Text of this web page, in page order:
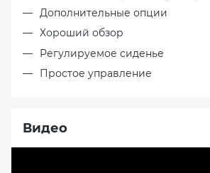
Дополнительные опции
Хороший обзор
Регулируемое сиденье
Простое управление
Видео